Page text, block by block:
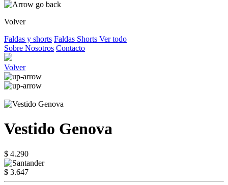
Volver
Faldas y shorts Faldas Shorts Ver todo
Sobre Nosotros Contacto
Volver
Vestido Genova
$ 4.290
$ 3.647